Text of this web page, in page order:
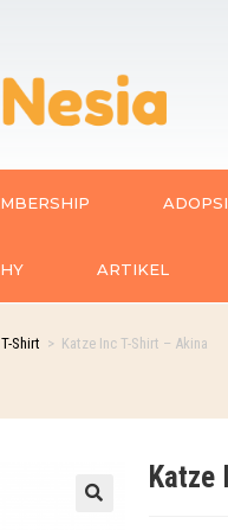
ARTIKEL
Shirt > Katze Inc T-Shirt – Akina
Katze